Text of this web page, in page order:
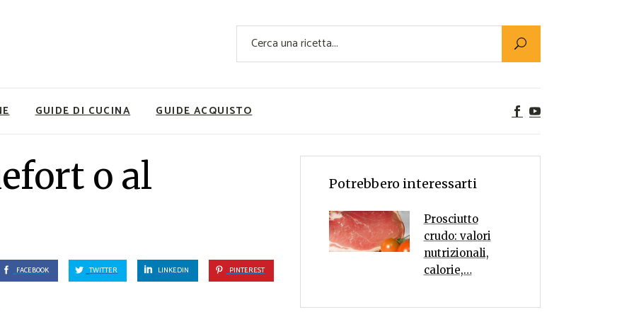
Cerca
GUIDE DI CUCINA GUIDE ACQUISTO
Ricette Facili e Veloci
Ricette Primi Piatti
Ricette Dolci
Ricette Carne
Ricette Secondi
Video Ricette
Ricette per Ingrediente
Utility
Super Alimenti
Ricette Vegetariane
Rumors
o al
FACEBOOK TWITTER LINKEDIN PINTEREST
Potrebbero interessarti
Prosciutto
crudo: valori
nutrizionali,
calorie,…